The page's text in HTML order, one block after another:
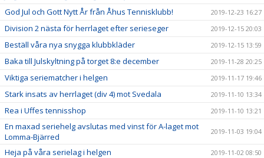
God Jul och Gott Nytt År från Åhus Tennisklubb! 2019-12-23 16:27
Division 2 nästa för herrlaget efter serieseger 2019-12-15 20:03
Beställ våra nya snygga klubbkläder 2019-12-15 13:59
Baka till Julskyltning på torget 8:e december 2019-11-28 20:25
Viktiga seriematcher i helgen 2019-11-17 19:46
Stark insats av herrlaget (div 4) mot Svedala 2019-11-10 13:34
Rea i Uffes tennisshop 2019-11-10 13:21
En maxad seriehelg avslutas med vinst för A-laget mot
Lomma-Bjärred
2019-11-03 19:04
Heja på våra serielag i helgen 2019-11-02 08:50